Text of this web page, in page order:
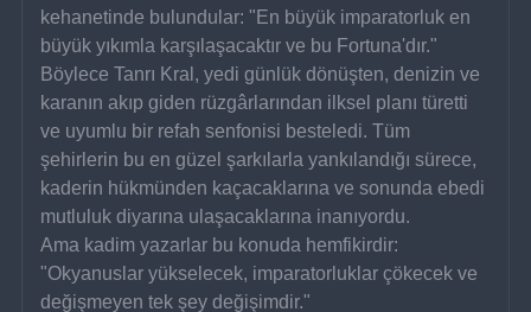
kehanetinde bulundular: "En büyük imparatorluk en
büyük yıkımla karşılaşacaktır ve bu Fortuna'dır."
Böylece Tanrı Kral, yedi günlük dönüşten, denizin ve
karanın akıp giden rüzgârlarından ilksel planı türetti
ve uyumlu bir refah senfonisi besteledi. Tüm
şehirlerin bu en güzel şarkılarla yankılandığı sürece,
kaderin hükmünden kaçacaklarına ve sonunda ebedi
mutluluk diyarına ulaşacaklarına inanıyordu.
Ama kadim yazarlar bu konuda hemfikirdir:
"Okyanuslar yükselecek, imparatorluklar çökecek ve
değişmeyen tek şey değişimdir."